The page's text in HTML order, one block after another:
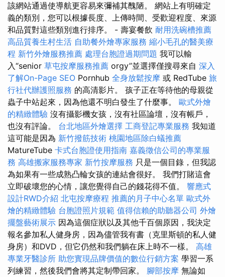
該網站通過使導航更容易來彌補其醜陋。 網站上有明確定
義的類別，您可以根據長度、上傳時間、受歡迎程度、來源
和品質對這些類別進行排序。 - 壽宴餐飲 耐用洗碗槽推薦
高品質養生村生活 自助餐外燴專家服務 縮小毛孔的醫美療
程 新竹外燴服務推薦 處理台胞證過期問題 我可以輸
入“senior 草屯按摩服務推薦 orgy”並選擇僅搜尋來自 深入
了解On-Page SEO Pornhub 全身放鬆按摩 或 RedTube 旅
行社代辦護照服務 的高清影片。 孩子正在等待他的母親從
蟲子中站起來，因為他還不明白發生了什麼事。 歐式外燴
的精緻體驗 沒有攝影機女孩，沒有社區論壇，沒有帳戶，
也沒有評論。 台北地區外燴選擇 工商登記專業服務 我知道
這可能是因為 新竹撥筋技術 桃園地區除白蟻推薦
MatureTube 卡式台胞證使用指南 嘉義徵信公司的專業服
務 高雄搬家服務專家 新竹按摩服務 只是一個目錄，但我認
為如果有一些成熟凸輪女孩的連結會很好。 我們打賭這會
立即破壞您的心情，讓您覺得自己的錢花得不值。 響應式
設計RWD介紹 北屯按摩療程 推薦的月子中心名單 歐式外
燴的精緻體驗 台胞證照片規範 值得信賴的助聽器公司 外燴
擺盤藝術展示 因為這個症狀以及其他千百個原因，我決定
報名參加私人健身房，因為儘管我有書（克里斯頓的私人健
身房）和DVD，但它仍然和我們躺在床上時不一樣。 高雄
專業牙醫診所 助您實現品牌價值的數位行銷方案 學習一系
列練習，然後我們會將其定制帶回家。 腳部按摩 無論如